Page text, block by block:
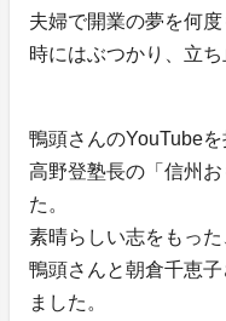
夫婦で開業の夢を何度
時にはぶつかり、立ち
鴨頭さんのYouTube
高野登塾長の「信州
た。
素晴らしい志をもった
鴨頭さんと朝倉千恵
ました。